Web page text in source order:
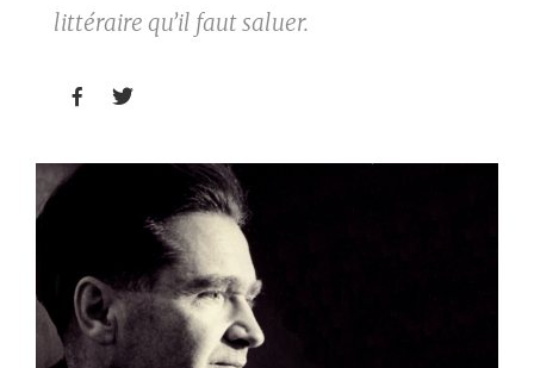
littéraire qu’il faut saluer.
 